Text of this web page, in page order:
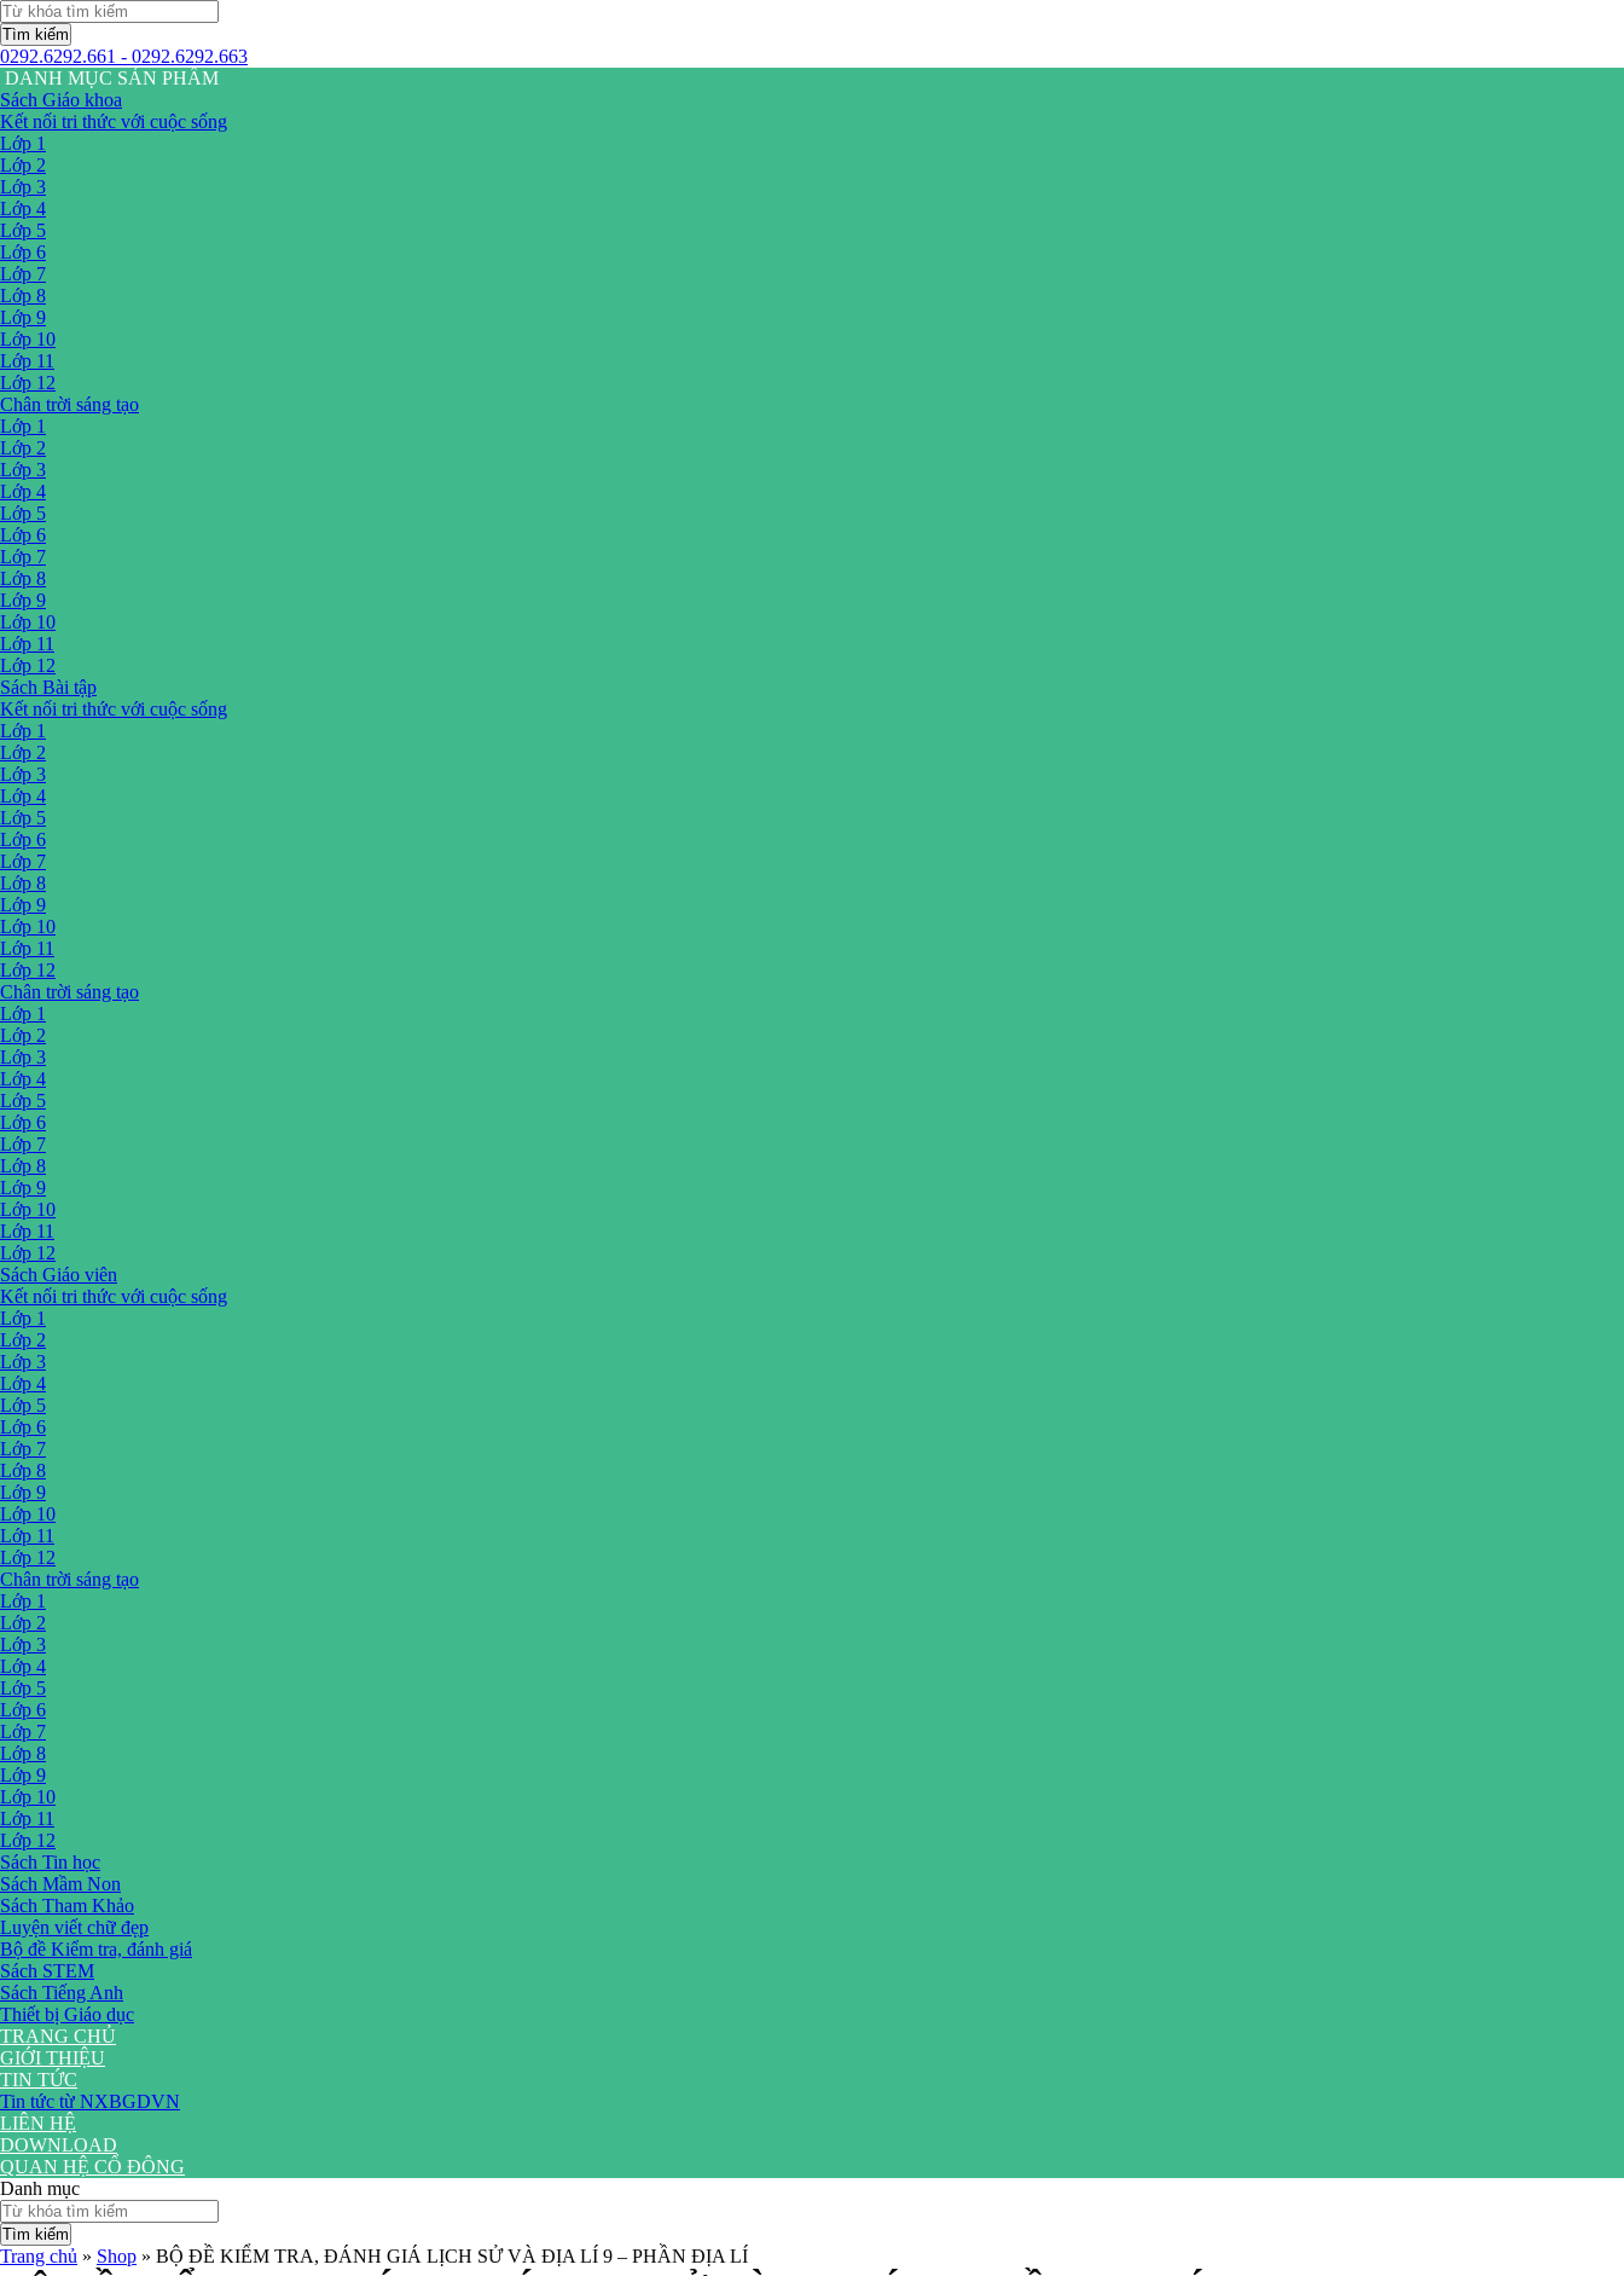
Tìm kiếm
0292.6292.661 - 0292.6292.663
DANH MỤC SẢN PHẨM
Sách Giáo khoa
Kết nối tri thức với cuộc sống
Lớp 1
Lớp 2
Lớp 3
Lớp 4
Lớp 5
Lớp 6
Lớp 7
Lớp 8
Lớp 9
Lớp 10
Lớp 11
Lớp 12
Chân trời sáng tạo
Lớp 1
Lớp 2
Lớp 3
Lớp 4
Lớp 5
Lớp 6
Lớp 7
Lớp 8
Lớp 9
Lớp 10
Lớp 11
Lớp 12
Sách Bài tập
Kết nối tri thức với cuộc sống
Lớp 1
Lớp 2
Lớp 3
Lớp 4
Lớp 5
Lớp 6
Lớp 7
Lớp 8
Lớp 9
Lớp 10
Lớp 11
Lớp 12
Chân trời sáng tạo
Lớp 1
Lớp 2
Lớp 3
Lớp 4
Lớp 5
Lớp 6
Lớp 7
Lớp 8
Lớp 9
Lớp 10
Lớp 11
Lớp 12
Sách Giáo viên
Kết nối tri thức với cuộc sống
Lớp 1
Lớp 2
Lớp 3
Lớp 4
Lớp 5
Lớp 6
Lớp 7
Lớp 8
Lớp 9
Lớp 10
Lớp 11
Lớp 12
Chân trời sáng tạo
Lớp 1
Lớp 2
Lớp 3
Lớp 4
Lớp 5
Lớp 6
Lớp 7
Lớp 8
Lớp 9
Lớp 10
Lớp 11
Lớp 12
Sách Tin học
Sách Mầm Non
Sách Tham Khảo
Luyện viết chữ đẹp
Bộ đề Kiểm tra, đánh giá
Sách STEM
Sách Tiếng Anh
Thiết bị Giáo dục
TRANG CHỦ
GIỚI THIỆU
TIN TỨC
Tin tức từ NXBGDVN
LIÊN HỆ
DOWNLOAD
QUAN HỆ CỔ ĐÔNG
Danh mục
Tìm kiếm
Trang chủ » Shop » BỘ ĐỀ KIỂM TRA, ĐÁNH GIÁ LỊCH SỬ VÀ ĐỊA LÍ 9 – PHẦN ĐỊA LÍ